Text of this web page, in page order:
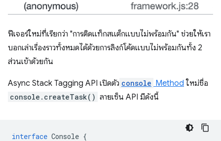
ฟีเจอร์ใหม่ที่เรียกว่า "การติดแท็กสแต็กแบบไม่พร้อมกัน" ช่วยให้เรา
บอกเล่าเรื่องราวทั้งหมดได้ด้วยการลิงก์โค้ดแบบไม่พร้อมกันทั้ง 2
ส่วนเข้าด้วยกัน
Async Stack Tagging API เปิดตัว console Method ใหม่ชื่อ
console.createTask() ลายเซ็น API มีดังนี้
interface Console {